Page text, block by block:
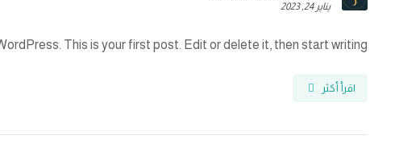
يناير 24, 2023
This is your first post. Edit or delete it, then start writing! ...
اقرأ أكثر